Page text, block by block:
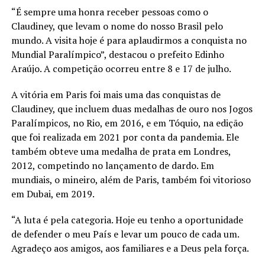
“É sempre uma honra receber pessoas como o
Claudiney, que levam o nome do nosso Brasil pelo
mundo. A visita hoje é para aplaudirmos a conquista no
Mundial Paralímpico”, destacou o prefeito Edinho
Araújo. A competição ocorreu entre 8 e 17 de julho.
A vitória em Paris foi mais uma das conquistas de
Claudiney, que incluem duas medalhas de ouro nos Jogos
Paralímpicos, no Rio, em 2016, e em Tóquio, na edição
que foi realizada em 2021 por conta da pandemia. Ele
também obteve uma medalha de prata em Londres,
2012, competindo no lançamento de dardo. Em
mundiais, o mineiro, além de Paris, também foi vitorioso
em Dubai, em 2019.
“A luta é pela categoria. Hoje eu tenho a oportunidade
de defender o meu País e levar um pouco de cada um.
Agradeço aos amigos, aos familiares e a Deus pela força.